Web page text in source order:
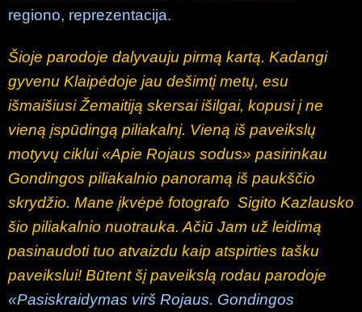
regiono, reprezentacija.
Šioje parodoje dalyvauju pirmą kartą. Kadangi
gyvenu Klaipėdoje jau dešimtį metų, esu
išmaišiusi Žemaitiją skersai išilgai, kopusi į ne
vieną įspūdingą piliakalnį. Vieną iš paveikslų
motyvų ciklui «Apie Rojaus sodus» pasirinkau
Gondingos piliakalnio panoramą iš paukščio
skrydžio. Mane įkvėpė fotografo Sigito Kazlausko
šio piliakalnio nuotrauka. Ačiū Jam už leidimą
pasinaudoti tuo atvaizdu kaip atspirties tašku
paveikslui! Būtent šį paveikslą rodau parodoje
«Pasiskraidymas virš Rojaus. Gondingos